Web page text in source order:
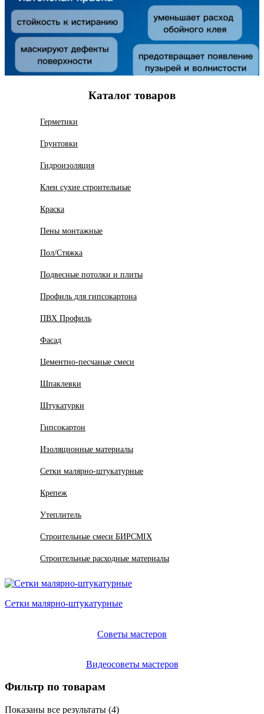
Каталог товаров
Герметики
Грунтовки
Гидроизоляция
Клеи сухие строительные
Краска
Пены монтажные
Пол/Стяжка
Подвесные потолки и плиты
Профиль для гипсокартона
ПВХ Профиль
Фасад
Цементно-песчаные смеси
Шпаклевки
Штукатурки
Гипсокартон
Изоляционные материалы
Сетки малярно-штукатурные
Крепеж
Утеплитель
Строительные смеси БИРСMIX
Строительные расходные материалы
Сетки малярно-штукатурные
Советы мастеров
Видеосоветы мастеров
Фильтр по товарам
Показаны все результаты (4)